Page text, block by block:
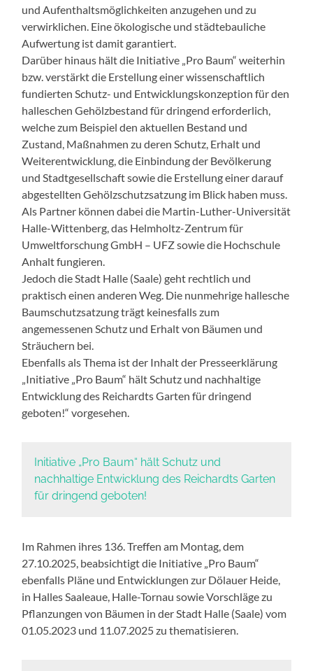
und Aufenthaltsmöglichkeiten anzugehen und zu
verwirklichen. Eine ökologische und städtebauliche
Aufwertung ist damit garantiert.
Darüber hinaus hält die Initiative „Pro Baum“ weiterhin
bzw. verstärkt die Erstellung einer wissenschaftlich
fundierten Schutz- und Entwicklungskonzeption für den
halleschen Gehölzbestand für dringend erforderlich,
welche zum Beispiel den aktuellen Bestand und
Zustand, Maßnahmen zu deren Schutz, Erhalt und
Weiterentwicklung, die Einbindung der Bevölkerung
und Stadtgesellschaft sowie die Erstellung einer darauf
abgestellten Gehölzschutzsatzung im Blick haben muss.
Als Partner können dabei die Martin-Luther-Universität
Halle-Wittenberg, das Helmholtz-Zentrum für
Umweltforschung GmbH – UFZ sowie die Hochschule
Anhalt fungieren.
Jedoch die Stadt Halle (Saale) geht rechtlich und
praktisch einen anderen Weg. Die nunmehrige hallesche
Baumschutzsatzung trägt keinesfalls zum
angemessenen Schutz und Erhalt von Bäumen und
Sträuchern bei.
Ebenfalls als Thema ist der Inhalt der Presseerklärung
„Initiative „Pro Baum“ hält Schutz und nachhaltige
Entwicklung des Reichardts Garten für dringend
geboten!“ vorgesehen.
Initiative „Pro Baum“ hält Schutz und
nachhaltige Entwicklung des Reichardts Garten
für dringend geboten!
Im Rahmen ihres 136. Treffen am Montag, dem
27.10.2025, beabsichtigt die Initiative „Pro Baum“
ebenfalls Pläne und Entwicklungen zur Dölauer Heide,
in Halles Saaleaue, Halle-Tornau sowie Vorschläge zu
Pflanzungen von Bäumen in der Stadt Halle (Saale) vom
01.05.2023 und 11.07.2025 zu thematisieren.